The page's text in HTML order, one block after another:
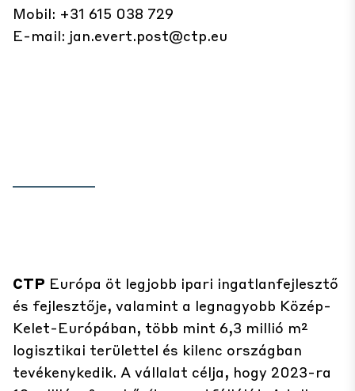
Mobil: +31 615 038 729
E-mail: jan.evert.post@ctp.eu
CTP Európa öt legjobb ipari ingatlanfejlesztő
és fejlesztője, valamint a legnagyobb Közép-
Kelet-Európában, több mint 6,3 millió m²
logisztikai területtel és kilenc országban
tevékenykedik. A vállalat célja, hogy 2023-ra